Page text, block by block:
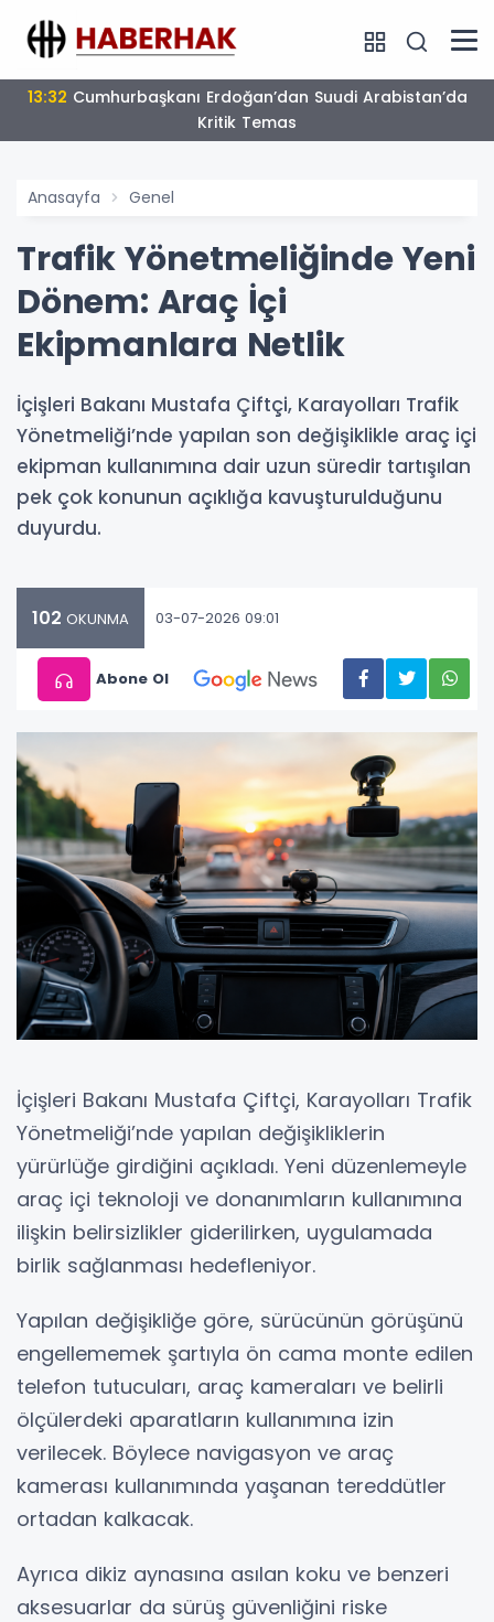
13:32
Kritik Temas
Anasayfa Genel
Trafik Yönetmeliğinde Yeni
Dönem: Araç İçi
Ekipmanlara Netlik
İçişleri Bakanı Mustafa Çiftçi, Karayolları Trafik
Yönetmeliği’nde yapılan son değişiklikle araç içi
ekipman kullanımına dair uzun süredir tartışılan
pek çok konunun açıklığa kavuşturulduğunu
duyurdu.
102 OKUNMA 03-07-2026 09:01
Abone Ol
İçişleri Bakanı Mustafa Çiftçi, Karayolları Trafik
Yönetmeliği’nde yapılan değişikliklerin
yürürlüğe girdiğini açıkladı. Yeni düzenlemeyle
araç içi teknoloji ve donanımların kullanımına
ilişkin belirsizlikler giderilirken, uygulamada
birlik sağlanması hedefleniyor.
Yapılan değişikliğe göre, sürücünün görüşünü
engellememek şartıyla ön cama monte edilen
telefon tutucuları, araç kameraları ve belirli
ölçülerdeki aparatların kullanımına izin
verilecek. Böylece navigasyon ve araç
kamerası kullanımında yaşanan tereddütler
ortadan kalkacak.
Ayrıca dikiz aynasına asılan koku ve benzeri
aksesuarlar da sürüş güvenliğini riske